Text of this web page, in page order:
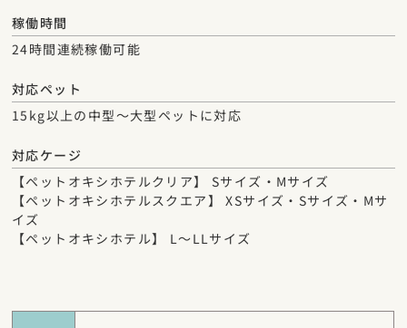
稼働時間
24時間連続稼働可能
対応ペット
15kg以上の中型〜大型ペットに対応
対応ケージ
【ペットオキシホテルクリア】 Sサイズ・Mサイズ
【ペットオキシホテルスクエア】 XSサイズ・Sサイズ・Mサ
イズ
【ペットオキシホテル】 L～LLサイズ